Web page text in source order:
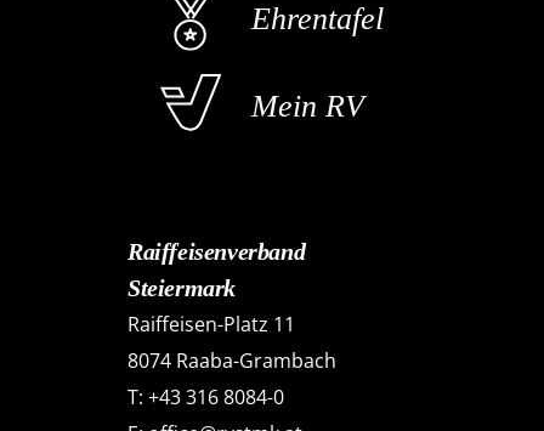
Ehrentafel
Mein RV
Raiffeisenverband
Steiermark
Raiffeisen-Platz 11
8074 Raaba-Grambach
T: +43 316 8084-0